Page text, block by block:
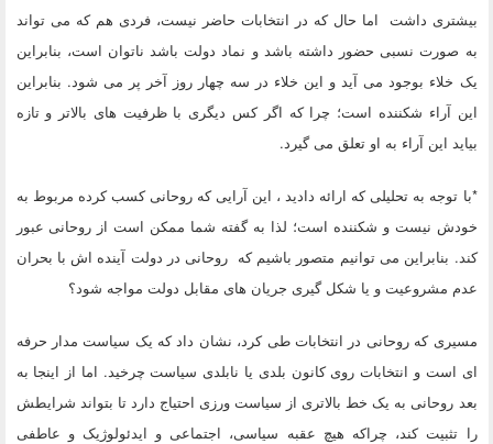
بیشتری داشت اما حال که در انتخابات حاضر نیست، فردی هم که می تواند
به صورت نسبی حضور داشته باشد و نماد دولت باشد ناتوان است، بنابراین
یک خلاء بوجود می آید و این خلاء در سه چهار روز آخر پر می شود. بنابراین
این آراء شکننده است؛ چرا که اگر کس دیگری با ظرفیت های بالاتر و تازه
بیاید این آراء به او تعلق می گیرد.
*با توجه به تحلیلی که ارائه دادید ، این آرایی که روحانی کسب کرده مربوط به
خودش نیست و شکننده است؛ لذا به گفته شما ممکن است از روحانی عبور
کند. بنابراین می توانیم متصور باشیم که روحانی در دولت آینده اش با بحران
عدم مشروعیت و یا شکل گیری جریان های مقابل دولت مواجه شود؟
مسیری که روحانی در انتخابات طی کرد، نشان داد که یک سیاست مدار حرفه
ای است و انتخابات روی کانون بلدی یا نابلدی سیاست چرخید. اما از اینجا به
بعد روحانی به یک خط بالاتری از سیاست ورزی احتیاج دارد تا بتواند شرایطش
را تثبیت کند، چراکه هیچ عقبه سیاسی، اجتماعی و ایدئولوژیک و عاطفی